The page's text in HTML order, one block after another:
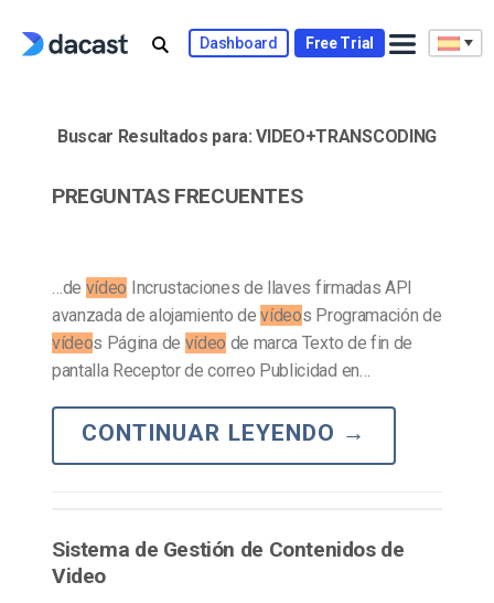
Dashboard Free Trial
Buscar Resultados para:VIDEO+TRANSCODING
PREGUNTAS FRECUENTES
…de vídeo Incrustaciones de llaves firmadas API
avanzada de alojamiento devídeos Programación de
vídeos Página de vídeo de marca Texto de fin de
pantalla Receptor de correo Publicidad en…
CONTINUAR LEYENDO →
Sistema de Gestión de Contenidos de
Video